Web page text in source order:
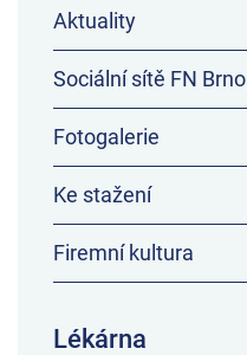
Aktuality
Sociální sítě FN Brno
Fotogalerie
Ke stažení
Firemní kultura
Lékárna